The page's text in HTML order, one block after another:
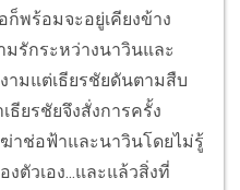
ก็พร้อมจะอยู่เคียงข้าง
รักระหว่างนาวินและ
ามแต่เธียรชัยดันตามสืบ
ยรชัยจึงสั่งการครั้ง
าช่อฟ้าและนาวินโดยไม่รู้
ตัวเอง...และแล้วสิ่งที่